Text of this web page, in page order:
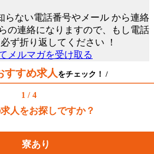
らない電話番号やメール から連絡
の連絡になりますので、もし電話
必ず折り返してください ！
すすめ求人をチェック！ /
1 / 4
人をお探しですか？
寮あり